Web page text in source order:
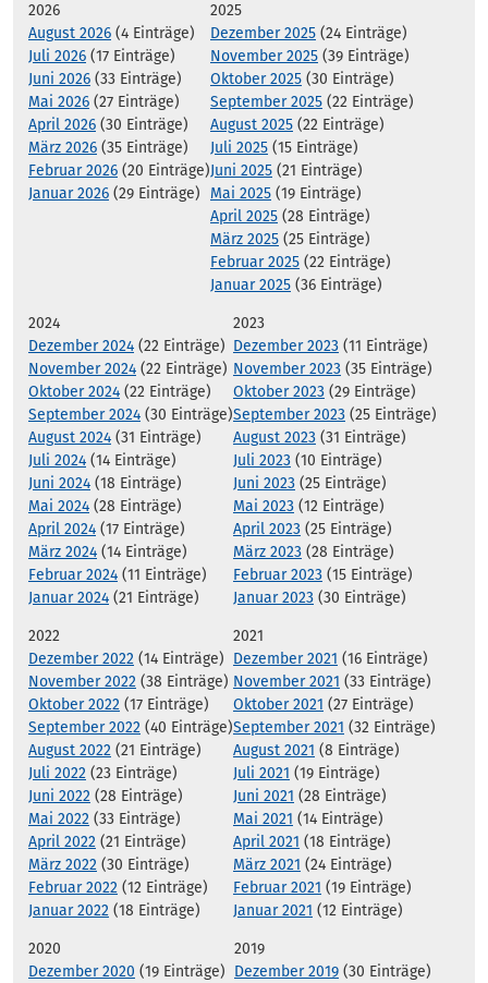
2026
August 2026 (4 Einträge)
Juli 2026 (17 Einträge)
Juni 2026 (33 Einträge)
Mai 2026 (27 Einträge)
April 2026 (30 Einträge)
März 2026 (35 Einträge)
Februar 2026 (20 Einträge)
Januar 2026 (29 Einträge)
2025
Dezember 2025 (24 Einträge)
November 2025 (39 Einträge)
Oktober 2025 (30 Einträge)
September 2025 (22 Einträge)
August 2025 (22 Einträge)
Juli 2025 (15 Einträge)
Juni 2025 (21 Einträge)
Mai 2025 (19 Einträge)
April 2025 (28 Einträge)
März 2025 (25 Einträge)
Februar 2025 (22 Einträge)
Januar 2025 (36 Einträge)
2024
Dezember 2024 (22 Einträge)
November 2024 (22 Einträge)
Oktober 2024 (22 Einträge)
September 2024 (30 Einträge)
August 2024 (31 Einträge)
Juli 2024 (14 Einträge)
Juni 2024 (18 Einträge)
Mai 2024 (28 Einträge)
April 2024 (17 Einträge)
März 2024 (14 Einträge)
Februar 2024 (11 Einträge)
Januar 2024 (21 Einträge)
2023
Dezember 2023 (11 Einträge)
November 2023 (35 Einträge)
Oktober 2023 (29 Einträge)
September 2023 (25 Einträge)
August 2023 (31 Einträge)
Juli 2023 (10 Einträge)
Juni 2023 (25 Einträge)
Mai 2023 (12 Einträge)
April 2023 (25 Einträge)
März 2023 (28 Einträge)
Februar 2023 (15 Einträge)
Januar 2023 (30 Einträge)
2022
Dezember 2022 (14 Einträge)
November 2022 (38 Einträge)
Oktober 2022 (17 Einträge)
September 2022 (40 Einträge)
August 2022 (21 Einträge)
Juli 2022 (23 Einträge)
Juni 2022 (28 Einträge)
Mai 2022 (33 Einträge)
April 2022 (21 Einträge)
März 2022 (30 Einträge)
Februar 2022 (12 Einträge)
Januar 2022 (18 Einträge)
2021
Dezember 2021 (16 Einträge)
November 2021 (33 Einträge)
Oktober 2021 (27 Einträge)
September 2021 (32 Einträge)
August 2021 (8 Einträge)
Juli 2021 (19 Einträge)
Juni 2021 (28 Einträge)
Mai 2021 (14 Einträge)
April 2021 (18 Einträge)
März 2021 (24 Einträge)
Februar 2021 (19 Einträge)
Januar 2021 (12 Einträge)
2020
Dezember 2020 (19 Einträge)
2019
Dezember 2019 (30 Einträge)